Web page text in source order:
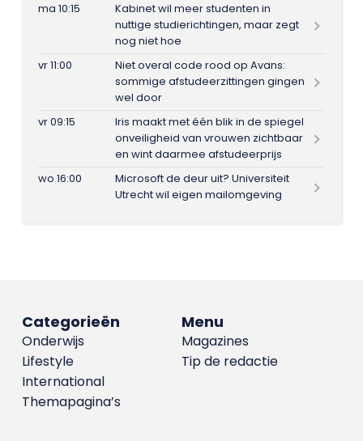
ma 10:15
Kabinet wil meer studenten in
nuttige studierichtingen, maar zegt
nog niet hoe
vr 11:00
Niet overal code rood op Avans:
sommige afstudeerzittingen gingen
wel door
vr 09:15
Iris maakt met één blik in de spiegel
onveiligheid van vrouwen zichtbaar
en wint daarmee afstudeerprijs
wo 16:00
Microsoft de deur uit? Universiteit
Utrecht wil eigen mailomgeving
Menu
Magazines
Tip de redactie
Categorieën
Onderwijs
Lifestyle
International
Themapagina’s